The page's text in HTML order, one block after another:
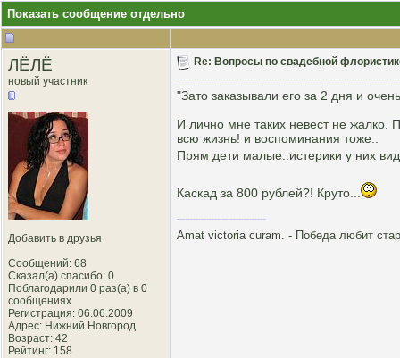
Показать сообщение отдельно
ЛЁЛЁ
новый участник
Добавить в друзья
Сообщений: 68
Сказал(а) спасибо: 0
Поблагодарили 0 раз(а) в 0
сообщениях
Регистрация: 06.06.2009
Адрес: Нижний Новгород
Возраст: 42
Рейтинг: 158
Re: Вопросы по свадебной
"Зато заказывали его за 2 дня и
И лично мне таких невест не жалко.
всю жизнь! и воспоминания тоже..
Прям дети малые..истерики у них
Каскад за 800 рублей?! Круто...
Amat victoria curam. - Победа любит